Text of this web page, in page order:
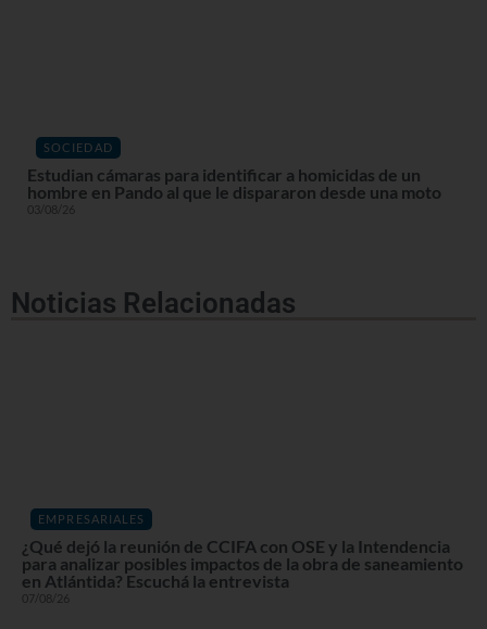
SOCIEDAD
Estudian cámaras para identificar a homicidas de un
hombre en Pando al que le dispararon desde una moto
03/08/26
Noticias Relacionadas
EMPRESARIALES
¿Qué dejó la reunión de CCIFA con OSE y la Intendencia
para analizar posibles impactos de la obra de saneamiento
en Atlántida? Escuchá la entrevista
07/08/26